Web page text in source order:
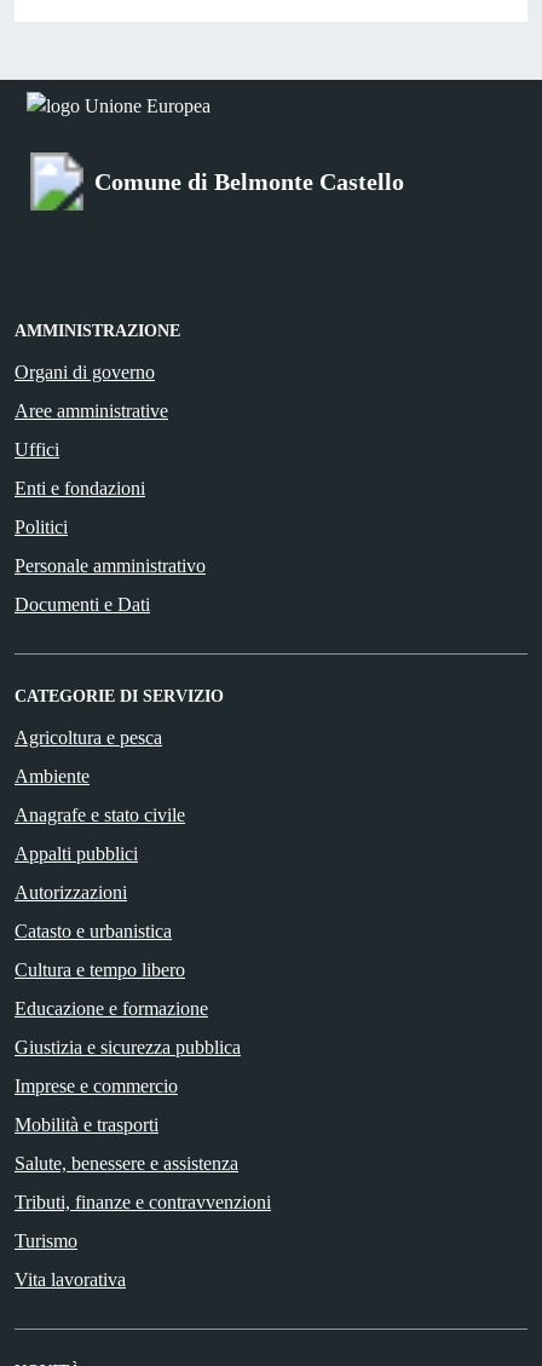
Comune di Belmonte Castello
AMMINISTRAZIONE
Organi di governo
Aree amministrative
Uffici
Enti e fondazioni
Politici
Personale amministrativo
Documenti e Dati
CATEGORIE DI SERVIZIO
Agricoltura e pesca
Ambiente
Anagrafe e stato civile
Appalti pubblici
Autorizzazioni
Catasto e urbanistica
Cultura e tempo libero
Educazione e formazione
Giustizia e sicurezza pubblica
Imprese e commercio
Mobilità e trasporti
Salute, benessere e assistenza
Tributi, finanze e contravvenzioni
Turismo
Vita lavorativa